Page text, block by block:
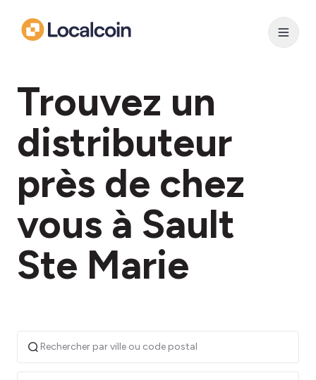
Trouvez un
distributeur
près de chez
vous à Sault
Ste Marie